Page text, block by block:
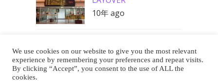
10年 ago
Buy Me a Coffee
We use cookies on our website to give you the most relevant
experience by remembering your preferences and repeat visits.
By clicking “Accept”, you consent to the use of ALL the
cookies.